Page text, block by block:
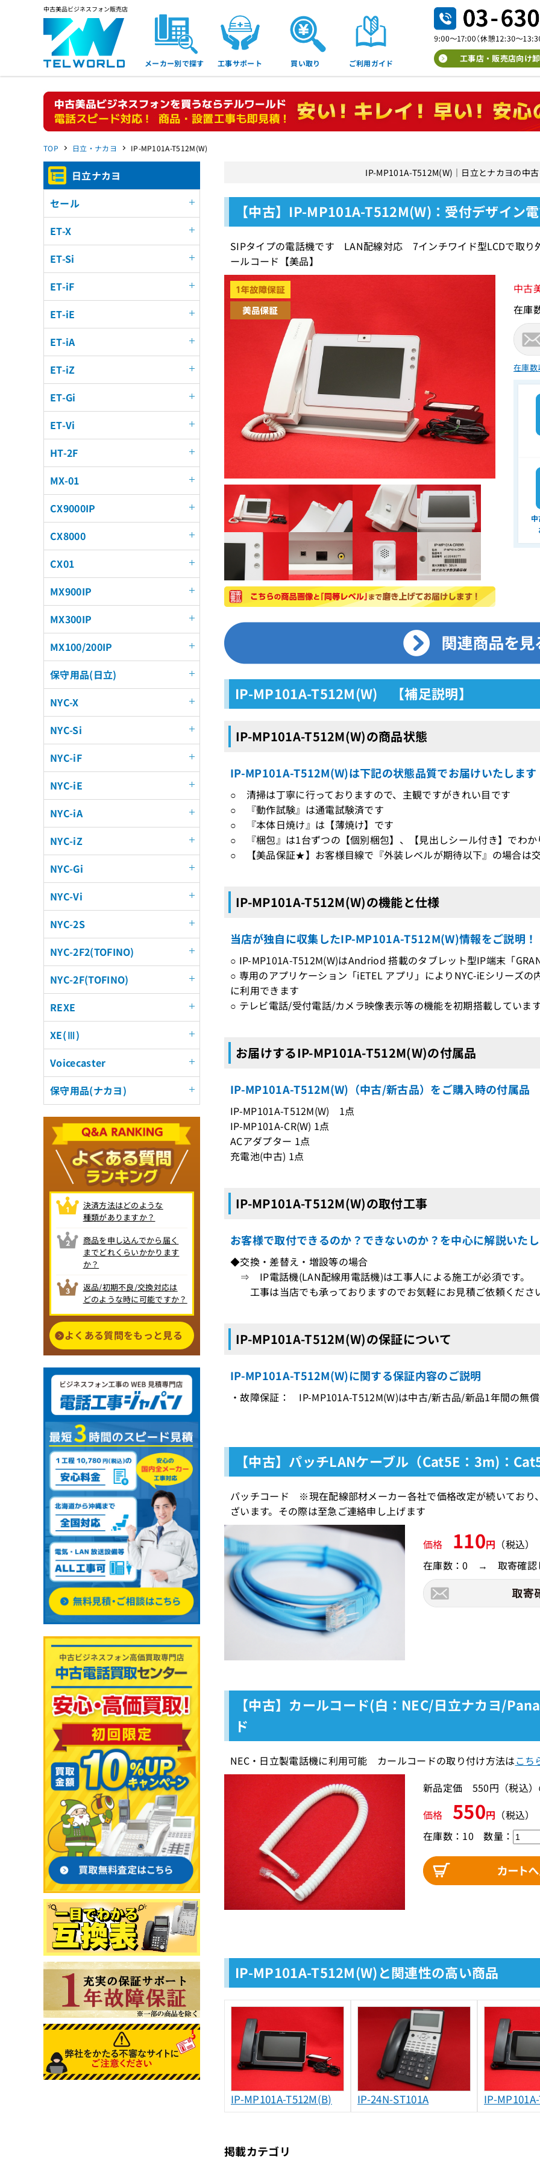
中古美品ビジネスフォン販売店
メーカー別で探す 工事サポート 買い取り ご利用ガイド 工事店・販売店向け
TOP 日立・ナカヨ IP-MP101A-T512M(W)
IP-MP101A-T512M(W)｜日立とナカヨの中
【中古】IP-MP101A-T512M(W)：受付デザイン
SIPタイプの電話機です LAN配線対応 7インチワイド型LCDで取
ールコード【美品】
中古
在庫
在庫数
IP-MP101A-T512M(W) 【補足説明】
IP-MP101A-T512M(W)の商品状態
IP-MP101A-T512M(W)は下記の状態品質でお届けいたします
○ 清掃は丁寧に行っておりますので、主観ですがきれい目です
○ 『動作試験』は通電試験済です
○ 『本体日焼け』は【薄焼け】です
○ 『梱包』は1台ずつの【個別梱包】、【見出しシール付き】でわか
○ 【美品保証★】お客様目線で『外装レベルが期待以下』の場合は交
IP-MP101A-T512M(W)の機能と仕様
当店が独自に収集したIP-MP101A-T512M(W)情報をご説明！
○ IP-MP101A-T512M(W)はAndriod 搭載のタブレット型IP端末「
○ 専用のアプリケーション「iETEL アプリ」によりNYC-iEシリーズ
に利用できます
○ テレビ電話/受付電話/カメラ映像表示等の機能を初期搭載していま
お届けするIP-MP101A-T512M(W)の付属品
IP-MP101A-T512M(W)（中古/新古品）をご購入時の付属品
IP-MP101A-T512M(W) 1点
IP-MP101A-CR(W) 1点
ACアダプター 1点
充電池(中古) 1点
IP-MP101A-T512M(W)の取付工事
お客様で取付できるのか？できないのか？を中心に解説いた
◆交換・差替え・増設等の場合
⇒ IP電話機(LAN配線用電話機)は工事人による施工が必須です。
工事は当店でも承っておりますのでお気軽にお見積ご依頼くださ
IP-MP101A-T512M(W)の保証について
IP-MP101A-T512M(W)に関する保証内容のご説明
・故障保証： IP-MP101A-T512M(W)は中古/新古品/新品1年間の無
【中古】パッチLANケーブル（Cat5E：3m)：
パッチコード ※現在配線部材メーカー各社で価格改定が続いており
ざいます。その際は至急ご連絡申し上げます
価格 110円 （税込）
在庫数：0 → 取寄確認
【中古】カールコード(白：NEC/日立ナカヨ/
ド
NEC・日立製電話機に利用可能 カールコードの取り付け方法はこち
新品定価 550円（税込）
価格 550円 （税込）
在庫数：10 数量：
IP-MP101A-T512M(W)と関連性の高い商品
IP-MP101A-T512M(B) IP-24N-ST101A IP-
掲載カテゴリ
日立ナカヨ
セール
ET-X
ET-Si
ET-iF
ET-iE
ET-iA
ET-iZ
ET-Gi
ET-Vi
HT-2F
MX-01
CX9000IP
CX8000
CX01
MX900IP
MX300IP
MX100/200IP
保守用品(日立)
NYC-X
NYC-Si
NYC-iF
NYC-iE
NYC-iA
NYC-iZ
NYC-Gi
NYC-Vi
NYC-2S
NYC-2F2(TOFINO)
NYC-2F(TOFINO)
REXE
XE(Ⅲ)
Voicecaster
保守用品(ナカヨ)
決済方法はどのような
種類がありますか？
商品を申し込んでから届く
までどれくらいかかります
か？
返品/初期不良/交換対応は
どのような時に可能ですか？
よくある質問をもっと見る